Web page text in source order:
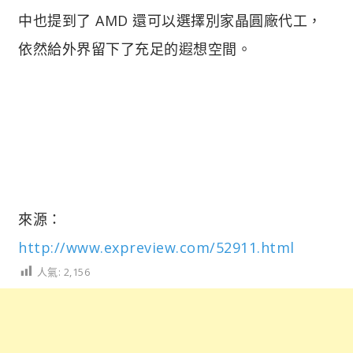
中也提到了 AMD 還可以選擇別家晶圓廠代工，
依然給外界留下了充足的遐想空間。
來源：
http://www.expreview.com/52911.html
人氣: 2,156